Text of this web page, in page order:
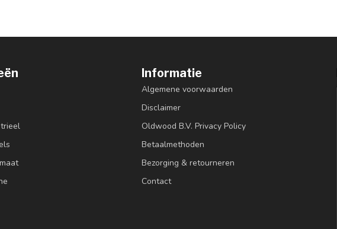
Informatie
Algemene voorwaarden
Disclaimer
Oldwood B.V. Privacy Policy
Betaalmethoden
Bezorging & retourneren
Contact